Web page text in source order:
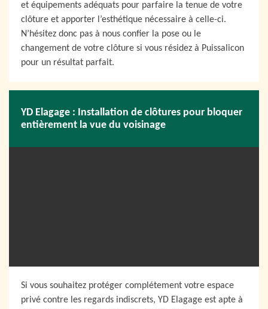
et équipements adéquats pour parfaire la tenue de votre
clôture et apporter l’esthétique nécessaire à celle-ci.
N’hésitez donc pas à nous confier la pose ou le
changement de votre clôture si vous résidez à Puissalicon
pour un résultat parfait.
YD Elagage : Installation de clôtures pour bloquer
entièrement la vue du voisinage
Si vous souhaitez protéger complétement votre espace
privé contre les regards indiscrets, YD Elagage est apte à